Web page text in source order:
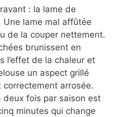
: la lame de
lame mal affûtée
de la couper nettement.
brunissent en
l’effet de la chaleur et
un aspect grillé
arrosée.
deux fois par saison est
minutes qui change